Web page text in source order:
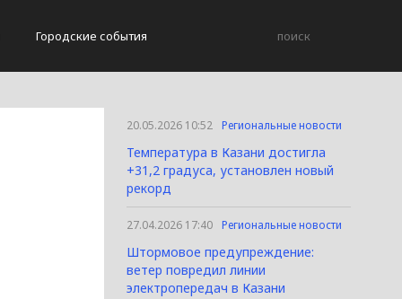
Городские события
20.05.2026 10:52 Региональные новости
Температура в Казани достигла
+31,2 градуса, установлен новый
рекорд
27.04.2026 17:40 Региональные новости
Штормовое предупреждение:
ветер повредил линии
электропередач в Казани